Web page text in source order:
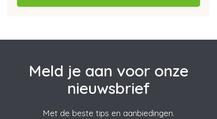
Meld je aan voor onze
nieuwsbrief
Met de beste tips en aanbiedingen.